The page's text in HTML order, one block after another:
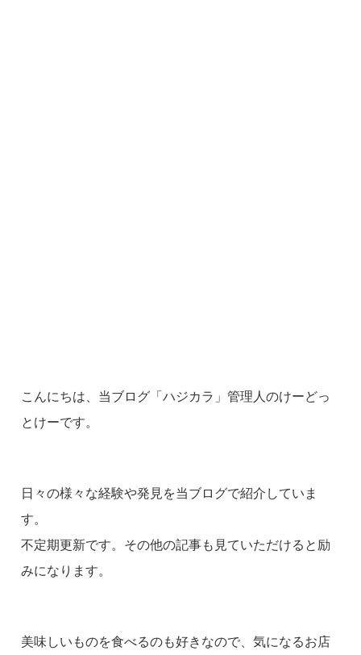
こんにちは、当ブログ「ハジカラ」管理人のけーどっ
とけーです。
日々の様々な経験や発見を当ブログで紹介していま
す。
不定期更新です。その他の記事も見ていただけると励
みになります。
美味しいものを食べるのも好きなので、気になるお店